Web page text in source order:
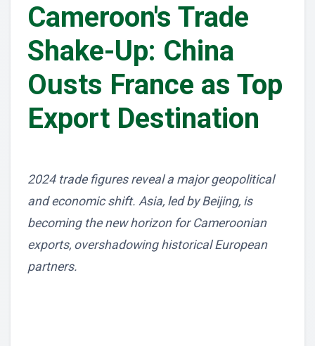
Cameroon's Trade
Shake-Up: China
Ousts France as Top
Export Destination
2024 trade figures reveal a major geopolitical
and economic shift. Asia, led by Beijing, is
becoming the new horizon for Cameroonian
exports, overshadowing historical European
partners.